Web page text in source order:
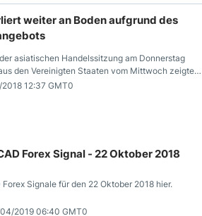
weiter an Boden aufgrund des
asiatischen Handelssitzung am Donnerstag
den Vereinigten Staaten vom Mittwoch zeigten,
den höchsten Stand seit Dezember 2017
2018 12:37 GMT0
Forex Signal - 22 Oktober 2018
Signale für den 22 Oktober 2018 hier.
2019 06:40 GMT0